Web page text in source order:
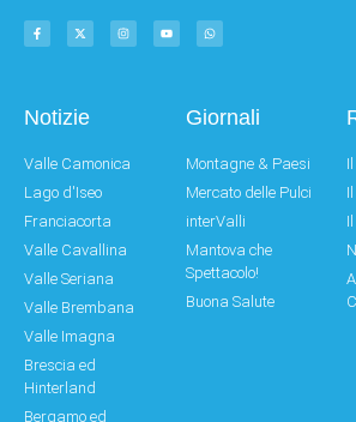
Notizie
Valle Camonica
Lago d'Iseo
Franciacorta
Valle Cavallina
Valle Seriana
Valle Brembana
Valle Imagna
Brescia ed
Hinterland
Bergamo ed
Giornali
Montagne & Paesi
Mercato delle Pulci
interValli
Mantova che
Spettacolo!
Buona Salute